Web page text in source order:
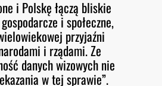
i Polskę łączą bliskie
i społeczne,
przyjaźni
i rządami. Ze
danych wizowych nie
w tej sprawie”.